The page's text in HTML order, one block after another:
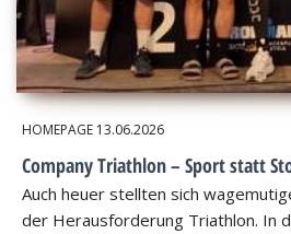
HOMEPAGE 13.06.2026
Company Triathlon – Sport statt
Auch heuer stellten sich
der Herausforderung Triathlon. In